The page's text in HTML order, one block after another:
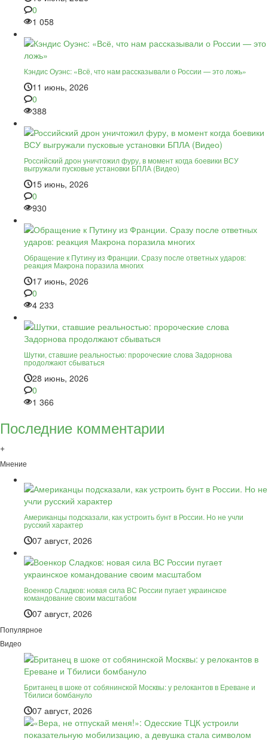
0
1 058
Кэндис Оуэнс: «Всё, что нам рассказывали о России — это ложь»
11 июнь, 2026
0
388
Российский дрон уничтожил фуру, в момент когда боевики ВСУ
выгружали пусковые установки БПЛА (Видео)
15 июнь, 2026
0
930
Обращение к Путину из Франции. Сразу после ответных ударов:
реакция Макрона поразила многих
17 июнь, 2026
0
4 233
Шутки, ставшие реальностью: пророческие слова Задорнова
продолжают сбываться
28 июнь, 2026
0
1 366
Последние комментарии
+
Мнение
Американцы подсказали, как устроить бунт в России. Но не учли
русский характер
07 август, 2026
Военкор Сладков: новая сила ВС России пугает украинское
командование своим масштабом
07 август, 2026
Популярное
Видео
Британец в шоке от собянинской Москвы: у релокантов в Ереване и
Тбилиси бомбануло
07 август, 2026